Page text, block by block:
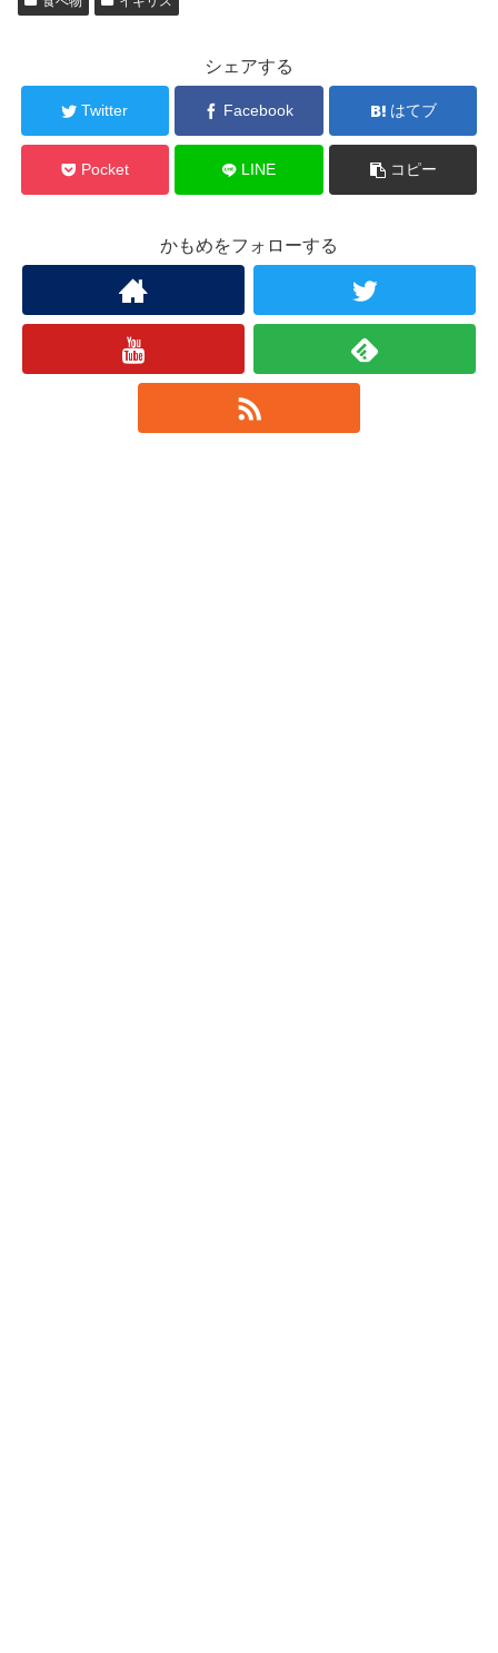
シェアする
Twitter Facebook はてブ
Pocket LINE コピー
かもめをフォローする